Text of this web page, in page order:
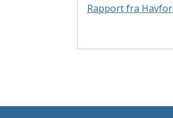
Rapport fra